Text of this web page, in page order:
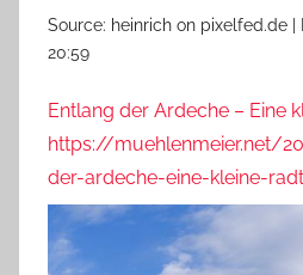
Source: heinrich on pixelfed.de
20:59
Entlang der Ardeche – Eine
https://muehlenmeier.net/
der-ardeche-eine-kleine-